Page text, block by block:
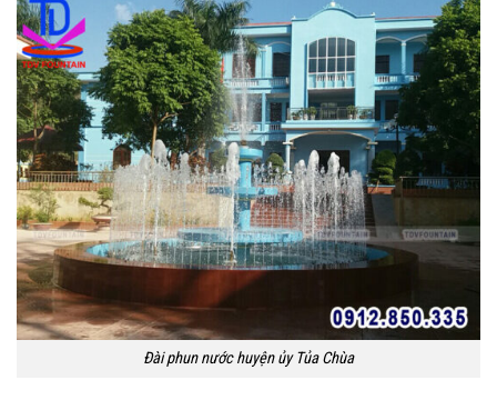
Đài phun nước huyện ủy Tủa Chùa